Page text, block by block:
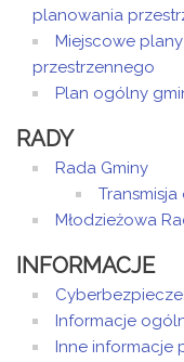
planowania
Miejscowe
przestrzennego
Plan ogólny
RADY
Rada Gminy
Młodzieżowa
INFORMACJE
Informacje
Inne informacje